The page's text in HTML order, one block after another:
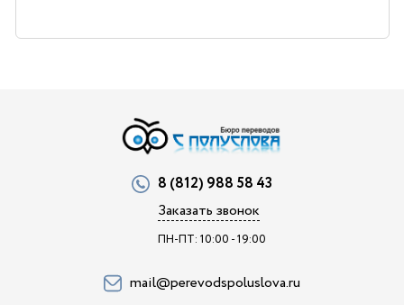
8 (812) 988 58 43
Заказать звонок
ПН-ПТ: 10:00 - 19:00
mail@perevodspoluslova.ru